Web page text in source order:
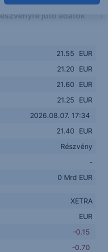
jutó adatok
21.55
EUR
21.20
EUR
21.60
EUR
21.25
EUR
2026.08.07. 17:34
21.40
EUR
Részvény
-
0 Mrd EUR
XETRA
EUR
-0.15
-0.70